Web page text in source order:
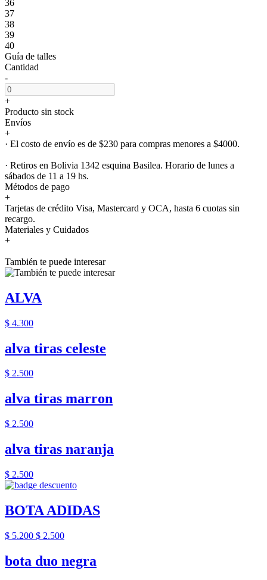
36
37
38
39
40
Guía de talles
Cantidad
-
+
Producto sin stock
Envíos
+
· El costo de envío es de $230 para compras menores a $4000.
· Retiros en Bolivia 1342 esquina Basilea. Horario de lunes a
sábados de 11 a 19 hs.
Métodos de pago
+
Tarjetas de crédito Visa, Mastercard y OCA, hasta 6 cuotas sin
recargo.
Materiales y Cuidados
+
También te puede interesar
ALVA
$ 4.300
alva tiras celeste
$ 2.500
alva tiras marron
$ 2.500
alva tiras naranja
$ 2.500
BOTA ADIDAS
$ 5.200 $ 2.500
bota duo negra